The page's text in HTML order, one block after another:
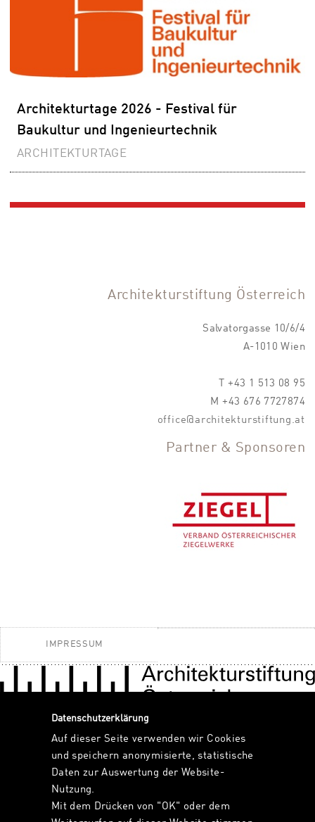
Architekturtage 2026 - Festival für
Baukultur und Ingenieurtechnik
ARCHITEKTURTAGE
Architekturstiftung Österreich
Salvatorgasse 10/6/4
A-1010 Wien
T +43 1 513 08 95
M +43 676 7727874
office@architekturstiftung.at
Partner & Sponsoren
IMPRESSUM
Datenschutzerklärung
Auf dieser Seite verwenden wir Cookies
und speichern anonymisierte, statistische
Daten zur Auswertung der Website-
Nutzung.
Mit dem Drücken von "OK" oder dem